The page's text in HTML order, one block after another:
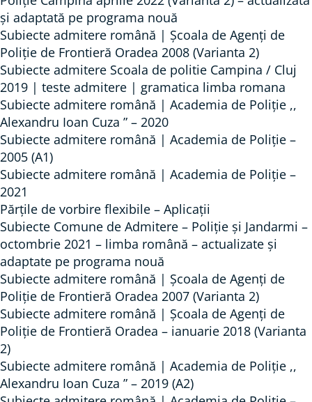
și adaptată pe programa nouă
Subiecte admitere română | Școala de Agenți de
Poliție de Frontieră Oradea 2008 (Varianta 2)
Subiecte admitere Scoala de politie Campina / Cluj
2019 | teste admitere | gramatica limba romana
Subiecte admitere română | Academia de Poliție ,,
Alexandru Ioan Cuza ” – 2020
Subiecte admitere română | Academia de Poliție –
2005 (A1)
Subiecte admitere română | Academia de Poliție –
2021
Părțile de vorbire flexibile – Aplicații
Subiecte Comune de Admitere – Poliție și Jandarmi –
octombrie 2021 – limba română – actualizate și
adaptate pe programa nouă
Subiecte admitere română | Școala de Agenți de
Poliție de Frontieră Oradea 2007 (Varianta 2)
Subiecte admitere română | Școala de Agenți de
Poliție de Frontieră Oradea – ianuarie 2018 (Varianta
2)
Subiecte admitere română | Academia de Poliție ,,
Alexandru Ioan Cuza ” – 2019 (A2)